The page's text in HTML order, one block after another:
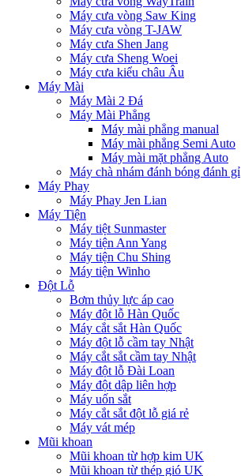
Máy cưa vòng Saw King
Máy cưa vòng T-JAW
Máy cưa Shen Jang
Máy cưa Sheng Woei
Máy cưa kiểu châu Âu
Máy Mài
Máy Mài 2 Đá
Máy Mài Phẳng
Máy mài phẳng manual
Máy mài phẳng Semi Auto
Máy mài mặt phẳng Auto
Máy chà nhám đánh bóng đánh gỉ
Máy Phay
Máy Phay Jen Lian
Máy Tiện
Máy tiệt Sunmaster
Máy tiện Ann Yang
Máy tiện Chu Shing
Máy tiện Winho
Đột Lỗ
Bơm thủy lực áp cao
Máy đột lỗ Hàn Quốc
Máy cắt sắt Hàn Quốc
Máy đột lỗ cầm tay Nhật
Máy cắt sắt cầm tay Nhật
Máy đột lỗ Đài Loan
Máy đột dập liên hợp
Máy uốn sắt
Máy cắt sắt đột lỗ giá rẻ
Máy vát mép
Mũi khoan
Mũi khoan từ hợp kim UK
Mũi khoan từ thép gió UK